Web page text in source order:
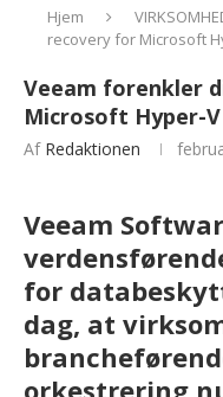
Hjem
recovery for Microsoft
Veeam forenkler
Microsoft Hyper-
Af Redaktionen
Veeam
for
dag, at